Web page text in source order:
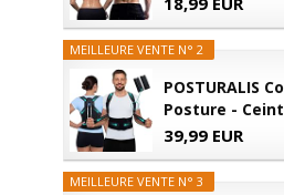
MEILLEURE VENTE N° 2
POSTURALIS
Posture -
39,99 EUR
MEILLEURE VENTE N° 3